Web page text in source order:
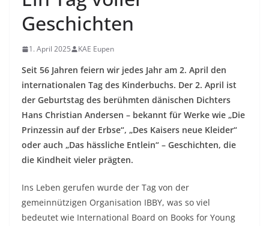
Geschichten
1. April 2025 KAE Eupen
Seit 56 Jahren feiern wir jedes Jahr am 2. April den
internationalen Tag des Kinderbuchs. Der 2. April ist
der Geburtstag des berühmten dänischen Dichters
Hans Christian Andersen – bekannt für Werke wie „Die
Prinzessin auf der Erbse“, „Des Kaisers neue Kleider“
oder auch „Das hässliche Entlein“ – Geschichten, die
die Kindheit vieler prägten.
Ins Leben gerufen wurde der Tag von der
gemeinnützigen Organisation IBBY, was so viel
bedeutet wie International Board on Books for Young